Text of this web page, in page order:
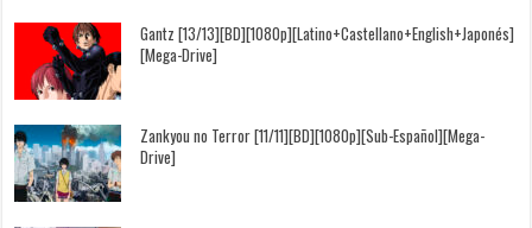
Gantz [13/13][BD][1080p][Latino+Castellano+English+Japonés]
[Mega-Drive]
Zankyou no Terror [11/11][BD][1080p][Sub-Español][Mega-
Drive]